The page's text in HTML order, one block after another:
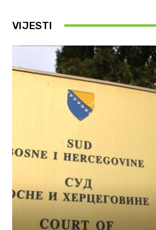
VIJESTI